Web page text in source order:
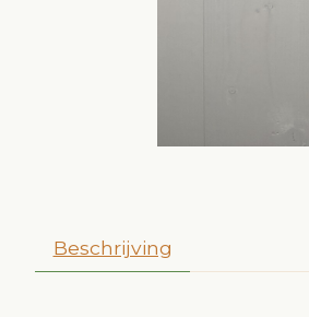
Beschrijving